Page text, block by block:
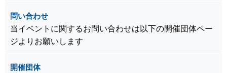
問い合わせ
当イベントに関するお問い合わせは以下の開催団体ペー
ジよりお願いします
開催団体